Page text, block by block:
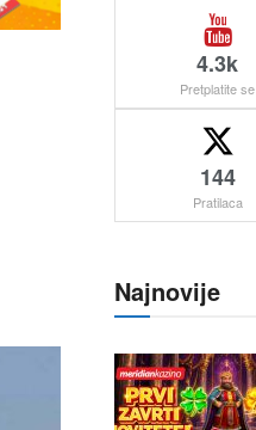
4.3k
Pretplatite se
144
Pratilaca
Najnovije